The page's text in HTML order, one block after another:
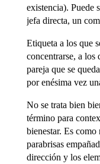
existencia). Puede
jefa directa, un
Etiqueta a los que
concentrarse, a los
pareja que se
por enésima vez
No se trata bien
término para
bienestar. Es
parabrisas
dirección y los